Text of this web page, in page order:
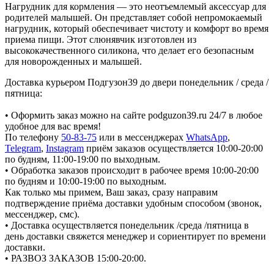
Нагрудник для кормления — это неотъемлемый аксессуар для
родителей малышей. Он представляет собой непромокаемый
нагрудник, который обеспечивает чистоту и комфорт во время
приема пищи. Этот слюнявчик изготовлен из
высококачественного силикона, что делает его безопасным
для новорожденных и малышей.
Доставка курьером Подгузон39 до двери понедельник / среда /
пятница:
• Оформить заказ можно на сайте podguzon39.ru 24/7 в любое
удобное для вас время!
По телефону 50-83-75 или в мессенджерах WhatsApp,
Telegram, Instagram приём заказов осуществляется 10:00-20:00
по будням, 11:00-19:00 по выходным.
• Обработка заказов происходит в рабочее время 10:00-20:00
по будням и 10:00-19:00 по выходным.
Как только мы примем, Ваш заказ, сразу направим
подтверждение приёма доставки удобным способом (звонок,
мессенджер, смс).
• Доставка осуществляется понедельник /среда /пятница в
день доставки свяжется менеджер и сориентирует по времени
доставки.
• РАЗВОЗ ЗАКАЗОВ 15:00-20:00.